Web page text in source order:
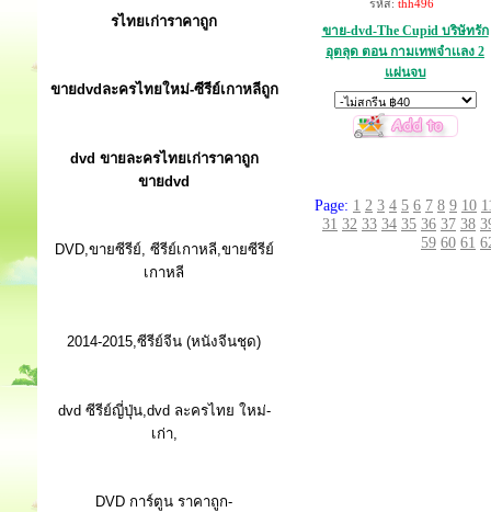
รไทยเก่าราคาถูก
ขายdvdละครไทยใหม่-ซีรีย์เกาหลีถูก
dvd ขายละครไทยเก่าราคาถูก
ขายdvd
DVD,ขายซีรีย์, ซีรีย์เกาหลี,ขายซีรีย์
เกาหลี
2014-2015,ซีรีย์จีน (หนังจีนชุด)
dvd ซีรีย์ญี่ปุ่น,dvd ละครไทย ใหม่-
เก่า,
DVD การ์ตูน ราคาถูก-
รหัส: thh496
ขาย-dvd-The Cupid บริษัทรัก
อุตลุด ตอน กามเทพจำเเลง 2
แผ่นจบ
Page: 1 2 3 4 5 6 7 8 9 10
31 32 33 34 35 36 37 38
59 60 61